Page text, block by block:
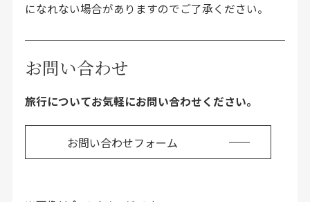
になれない場合がありますのでご了承ください。
お問い合わせ
旅行についてお気軽にお問い合わせください。
お問い合わせフォーム